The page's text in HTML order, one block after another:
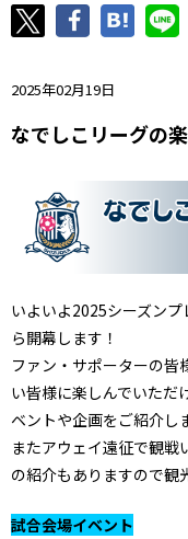
2025年02月19日
なでしこリーグの
いよいよ2025シーズン
ら開幕します！
ファン・サポーターの皆
い皆様に楽しんでいただ
ベントや企画をご紹介し
またアウェイ遠征で観戦
の紹介もありますので観
試合会場イベント